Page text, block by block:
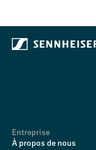
Entreprise
À propos de nous